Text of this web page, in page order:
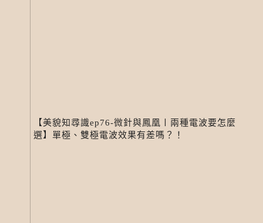
【美貌知尋識ep76-微針與鳳凰〡兩種電波要怎麼
選】單極、雙極電波效果有差嗎？！